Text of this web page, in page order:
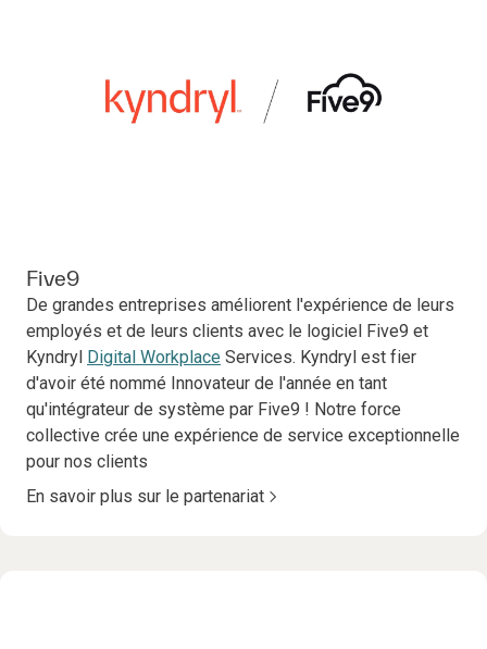
Five9
De grandes entreprises améliorent l'expérience de leurs
employés et de leurs clients avec le logiciel Five9 et
Kyndryl Digital Workplace Services. Kyndryl est fier
d'avoir été nommé Innovateur de l'année en tant
qu'intégrateur de système par Five9 ! Notre force
collective crée une expérience de service exceptionnelle
pour nos clients
En savoir plus sur le partenariat